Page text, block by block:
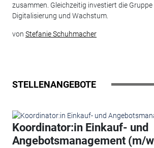
zusammen. Gleichzeitig investiert die Gruppe
Digitalisierung und Wachstum.
von Stefanie Schuhmacher
STELLENANGEBOTE
Koordinator:in Einkauf- und
Angebotsmanagement (m/